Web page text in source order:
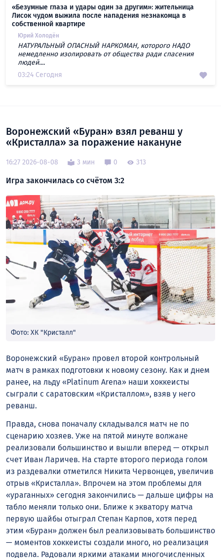
«Безумные глаза и удары один за другим»: жительница
Лисок чудом выжила после нападения незнакомца в
собственной квартире
Юрий Холодён
НАТУРАЛЬНЫЙ ОПАСНЫЙ НАРКОМАН, которого НАДО
немедленно изолировать от общества ради спасения
людей....
03:24 Сегодня
Воронежский «Буран» взял реванш у
«Кристалла» за поражение накануне
16:27 2026-08-08 3 мин 0 313
Игра закончилась со счётом 3:2
Фото: ХК "Кристалл"
Воронежский «Буран» провел второй контрольный
матч в рамках подготовки к новому сезону. Как и днем
ранее, на льду «Platinum Arena» наши хоккеисты
сыграли с саратовским «Кристаллом», взяв у него
реванш.
Правда, снова поначалу складывался матч не по
сценарию хозяев. Уже на пятой минуте волжане
реализовали большинство и вышли вперед — открыл
счет Иван Ларичев. На старте второго периода голом
из раздевалки отметился Никита Червонцев, увеличив
отрыв «Кристалла». Впрочем на этом проблемы для
«ураганных» сегодня закончились — дальше цифры на
табло меняли только они. Ближе к экватору матча
первую шайбы отыграл Степан Карпов, хотя перед
этим «Буран» должен был реализовывать большинство
— моментов хоккеисты создали много, но реализация
подвела. Радовали яркими атаками многочисленных